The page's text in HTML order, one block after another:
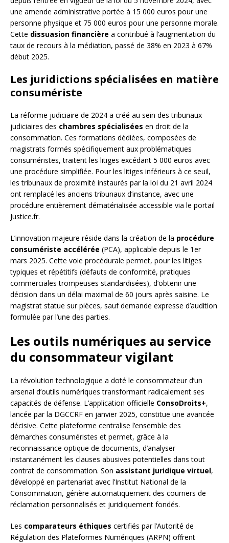
une amende administrative portée à 15 000 euros pour une
personne physique et 75 000 euros pour une personne morale.
Cette dissuasion financière a contribué à l’augmentation du
taux de recours à la médiation, passé de 38% en 2023 à 67%
début 2025.
Les juridictions spécialisées en matière
consumériste
La réforme judiciaire de 2024 a créé au sein des tribunaux
judiciaires des chambres spécialisées en droit de la
consommation. Ces formations dédiées, composées de
magistrats formés spécifiquement aux problématiques
consuméristes, traitent les litiges excédant 5 000 euros avec
une procédure simplifiée. Pour les litiges inférieurs à ce seuil,
les tribunaux de proximité instaurés par la loi du 21 avril 2024
ont remplacé les anciens tribunaux d’instance, avec une
procédure entièrement dématérialisée accessible via le portail
Justice.fr.
L’innovation majeure réside dans la création de la procédure
consumériste accélérée (PCA), applicable depuis le 1er
mars 2025. Cette voie procédurale permet, pour les litiges
typiques et répétitifs (défauts de conformité, pratiques
commerciales trompeuses standardisées), d’obtenir une
décision dans un délai maximal de 60 jours après saisine. Le
magistrat statue sur pièces, sauf demande expresse d’audition
formulée par l’une des parties.
Les outils numériques au service
du consommateur vigilant
La révolution technologique a doté le consommateur d’un
arsenal d’outils numériques transformant radicalement ses
capacités de défense. L’application officielle ConsoDroits+,
lancée par la DGCCRF en janvier 2025, constitue une avancée
décisive. Cette plateforme centralise l’ensemble des
démarches consuméristes et permet, grâce à la
reconnaissance optique de documents, d’analyser
instantanément les clauses abusives potentielles dans tout
contrat de consommation. Son assistant juridique virtuel,
développé en partenariat avec l’Institut National de la
Consommation, génère automatiquement des courriers de
réclamation personnalisés et juridiquement fondés.
Les comparateurs éthiques certifiés par l’Autorité de
Régulation des Plateformes Numériques (ARPN) offrent